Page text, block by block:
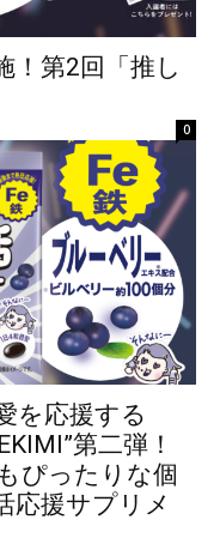
！第2回「推し
0
を応援する
第二弾！
ぴったりな個
応援サプリメ